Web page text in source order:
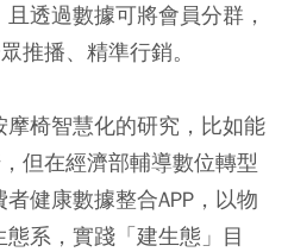
透過數據可將會員分群，
推播、精準行銷。
椅智慧化的研究，比如能
但在經濟部輔導數位轉型
健康數據整合APP，以物
系，實踐「建生態」目